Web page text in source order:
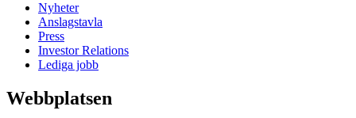
Nyheter
Anslagstavla
Press
Investor Relations
Lediga jobb
Webbplatsen